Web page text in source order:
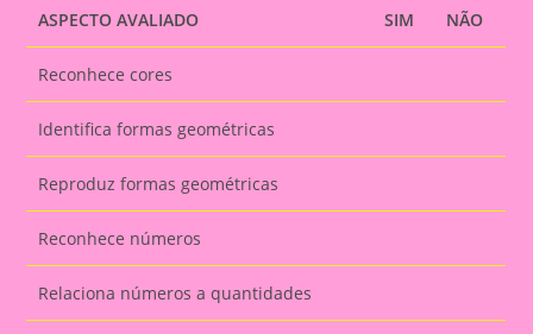
ASPECTO AVALIADO SIM NÃO
Reconhece cores
Identifica formas geométricas
Reproduz formas geométricas
Reconhece números
Relaciona números a quantidades